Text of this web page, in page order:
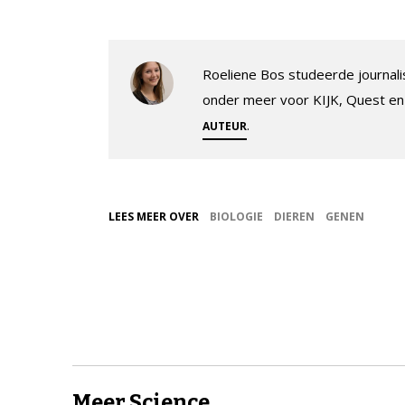
Roeliene Bos studeerde
onder meer voor KIJK, Quest
AUTEUR.
LEES MEER OVER BIOLOGIE DIEREN GENEN